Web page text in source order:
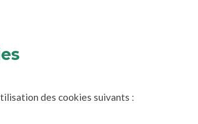
une nouvelle fenêtre
des cookies suivants :